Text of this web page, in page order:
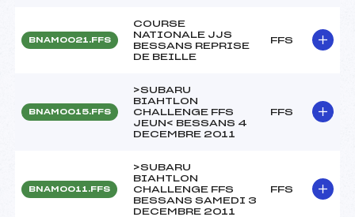
BNAM0021.FFS
COURSE
NATIONALE JJS
BESSANS REPRISE
DE BEILLE
FFS
BNAM0015.FFS
>SUBARU
BIAHTLON
CHALLENGE FFS
JEUN< BESSANS 4
DECEMBRE 2011
FFS
BNAM0011.FFS
>SUBARU
BIAHTLON
CHALLENGE FFS
BESSANS SAMEDI 3
DECEMBRE 2011
FFS